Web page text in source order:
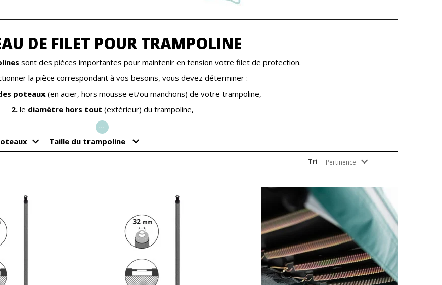
DE FILET POUR TRAMPOLINE
sont des pièces importantes pour maintenir en tension votre filet de protection.
la pièce correspondant à vos besoins, vous devez déterminer :
poteaux(en acier, hors mousse et/ou manchons) de votre trampoline,
2.le diamètre hors tout (extérieur) du trampoline,
...
Taille du trampoline
Tri Pertinence